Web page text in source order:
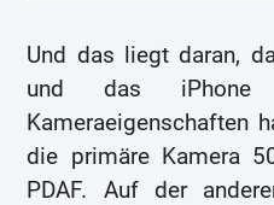
Und das liegt daran,
und das
Kameraeigenschaften
die primäre Kamera
PDAF. Auf der